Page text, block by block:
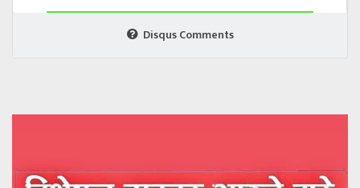
Disqus Comments